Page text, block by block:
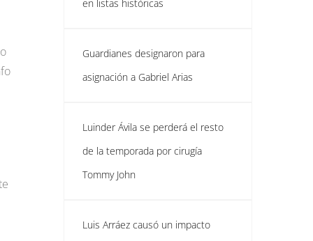
en listas históricas
Guardianes designaron para
asignación a Gabriel Arias
Luinder Ávila se perderá el resto
de la temporada por cirugía
Tommy John
Luis Arráez causó un impacto